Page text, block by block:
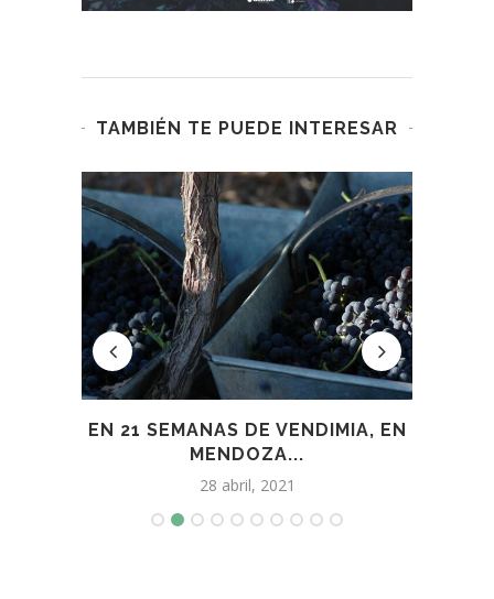
TAMBIÉN TE PUEDE INTERESAR
EN 21 SEMANAS DE VENDIMIA, EN
MENDOZA...
28 abril, 2021